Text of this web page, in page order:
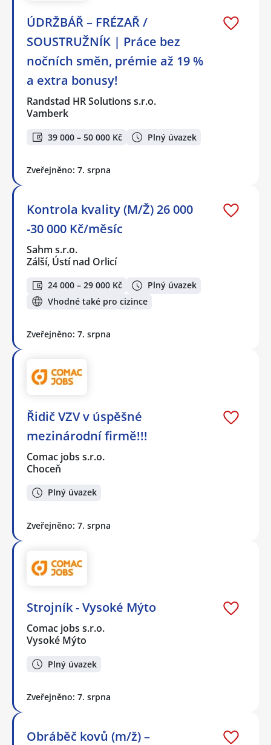
ÚDRŽBÁŘ – FRÉZAŘ /
SOUSTRUŽNÍK | Práce bez
nočních směn, prémie až 19 %
a extra bonusy!
Randstad HR Solutions s.r.o.
Vamberk
39 000 – 50 000 Kč Plný úvazek
Zveřejněno: 7. srpna
Kontrola kvality (M/Ž) 26 000
-30 000 Kč/měsíc
Sahm s.r.o.
Zálší, Ústí nad Orlicí
24 000 – 29 000 Kč
Plný úvazek
Vhodné také pro cizince
Zveřejněno: 7. srpna
Řidič VZV v úspěšné
mezinárodní firmě!!!
Comac jobs s.r.o.
Choceň
Plný úvazek
Zveřejněno: 7. srpna
Strojník - Vysoké Mýto
Comac jobs s.r.o.
Vysoké Mýto
Plný úvazek
Zveřejněno: 7. srpna
Obráběč kovů (m/ž) –